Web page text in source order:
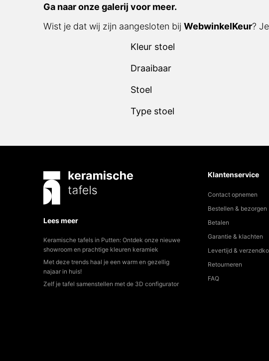
Ga naar onze galerij voor meer.
Wist je dat wij zijn aangesloten bij WebwinkelKeur?
Kleur stoel
Draaibaar
Stoel
Type stoel
Lees meer
Keramische tafels in Putten: Ontdek onze nieuwe
showroom en prachtige kleuren keramiek
Met deze trends haal je een warm en gezellig
najaar in huis!
Zelf je tafel samenstellen met de 3D configurator
Klantenservice
Contact opnemen
Bestellen & bezorgen
Betalen
Garantie & klachten
Levertijd &
Retourneren
FAQ